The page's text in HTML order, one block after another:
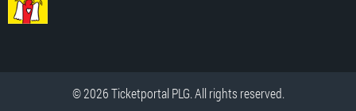
© 2026 Ticketportal PLG. All rights reserved.